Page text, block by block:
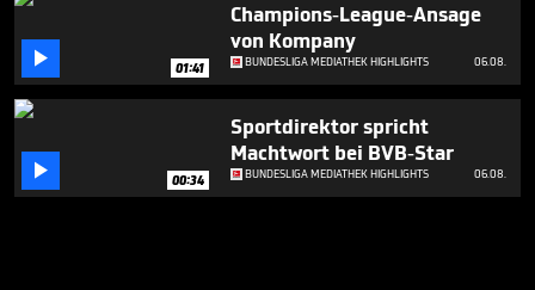
 01:41
Champions-League-Ansage
von Kompany
BUNDESLIGA MEDIATHEK HIGHLIGHTS 06.08.
 00:34
Sportdirektor spricht
Machtwort bei BVB-Star
BUNDESLIGA MEDIATHEK HIGHLIGHTS 06.08.